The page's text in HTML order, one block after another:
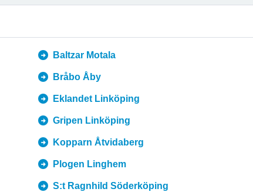
Baltzar Motala
Bråbo Åby
Eklandet Linköping
Gripen Linköping
Kopparn Åtvidaberg
Plogen Linghem
S:t Ragnhild Söderköping